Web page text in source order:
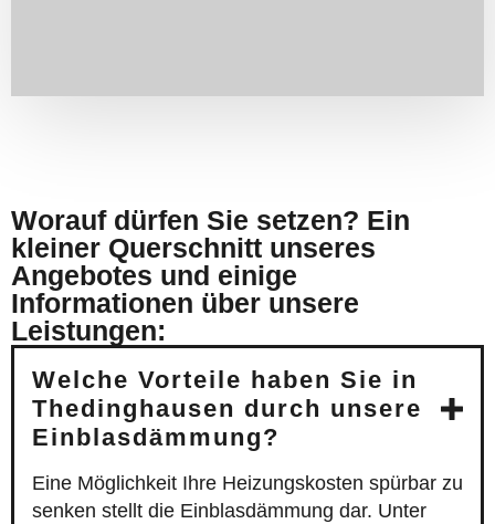
Worauf dürfen Sie setzen? Ein
kleiner Querschnitt unseres
Angebotes und einige
Informationen über unsere
Leistungen:
Welche Vorteile haben Sie in
Thedinghausen durch unsere
Einblasdämmung?
Eine Möglichkeit Ihre Heizungskosten spürbar zu
senken stellt die Einblasdämmung dar. Unter